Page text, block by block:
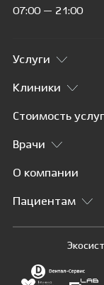
07:00 — 21:00
Услуги
Клиники
Стоимость услуг
Врачи
О компании
Пациентам